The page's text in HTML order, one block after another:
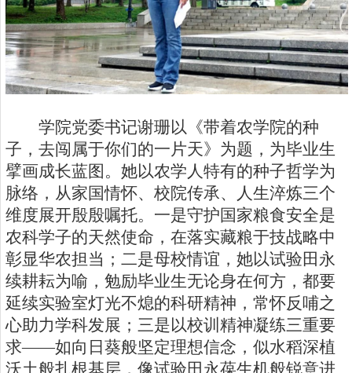
学院党委书记谢珊以《带着农学院的种
子，去闯属于你们的一片天》为题，为毕业生
擘画成长蓝图。她以农学人特有的种子哲学为
脉络，从家国情怀、校院传承、人生淬炼三个
维度展开殷殷嘱托。一是守护国家粮食安全是
农科学子的天然使命，在落实藏粮于技战略中
彰显华农担当；二是母校情谊，她以试验田永
续耕耘为喻，勉励毕业生无论身在何方，都要
延续实验室灯光不熄的科研精神，常怀反哺之
心助力学科发展；三是以校训精神凝练三重要
求——如向日葵般坚定理想信念，似水稻深植